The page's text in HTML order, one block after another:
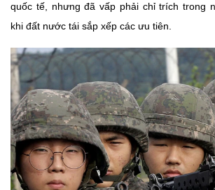
quốc tế, nhưng đã vấp phải chỉ trích trong
khi đất nước tái sắp xếp các ưu tiên.